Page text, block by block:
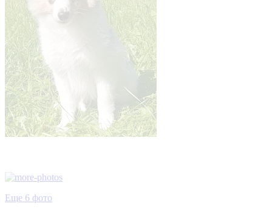
Еще 6 фото